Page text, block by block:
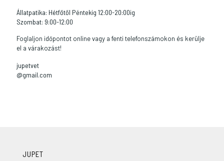
Állatpatika: Hétfőtől Péntekig 12:00-20:00ig
Szombat: 9:00-12:00
Foglaljon időpontot online vagy a fenti telefonszámokon és kerülje
el a várakozást!
jupetvet
@gmail.com
JUPET